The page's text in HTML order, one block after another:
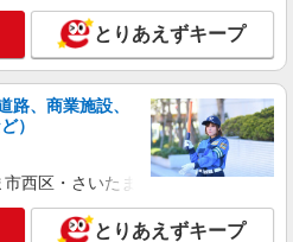
ショップの携帯販売スタッフ
円 〜 250,000円 試用期間あり 3
よる 【試用期間】月給
250000 円
ンク門松店 福岡県 糟屋郡粕屋町 大
124番3
とりあえずキープ
路、商業施設、
）
西区・さいたま市岩槻区・久喜市・
とりあえずキープ